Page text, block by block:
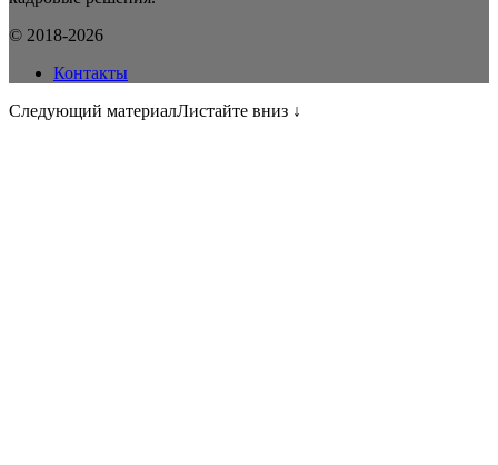
© 2018-2026
Контакты
Следующий материалЛистайте вниз ↓